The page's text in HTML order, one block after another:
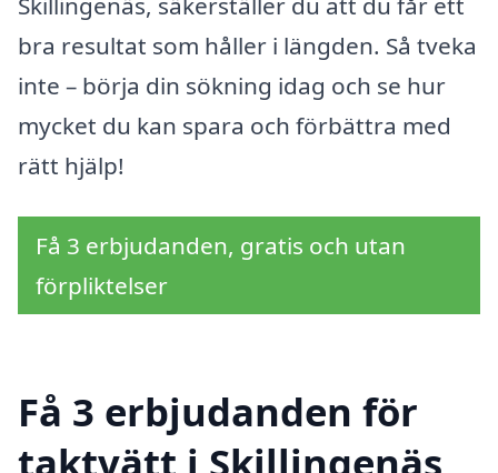
bra resultat som håller i längden. Så tveka
inte – börja din sökning idag och se hur
mycket du kan spara och förbättra med
rätt hjälp!
Få 3 erbjudanden, gratis och utan
förpliktelser
Få 3 erbjudanden för
taktvätt i Skillingenäs